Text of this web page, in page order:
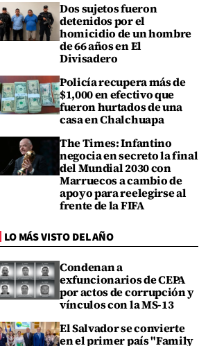
Dos sujetos fueron
detenidos por el
homicidio de un hombre
de 66 años en El
Divisadero
Policía recupera más de
$1,000 en efectivo que
fueron hurtados de una
casa en Chalchuapa
The Times: Infantino
negocia en secreto la final
del Mundial 2030 con
Marruecos a cambio de
apoyo para reelegirse al
frente de la FIFA
LO MÁS VISTO DEL AÑO
Condenan a
exfuncionarios de CEPA
por actos de corrupción y
vínculos con la MS-13
El Salvador se convierte
en el primer país "Family